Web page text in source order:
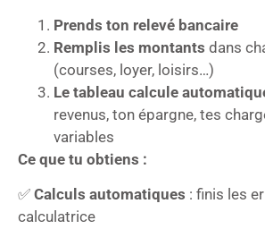
Prends ton relevé bancaire
Remplis les montants dans
(courses, loyer, loisirs…)
Le tableau calcule
revenus, ton épargne, tes
variables
Ce que tu obtiens :
✅ Calculs automatiques : finis les
calculatrice